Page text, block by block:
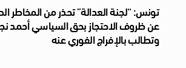
تونس: “لجنة العدالة” تحذر من المخاطر
عن ظروف الاحتجاز بحق السياسي أحمد
وتطالب بالإفراج الفوري عنه